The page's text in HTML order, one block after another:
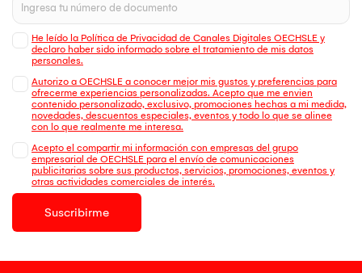
He leído la Política de Privacidad de Canales Digitales OECHSLE y
declaro haber sido informado sobre el tratamiento de mis datos
personales.
Autorizo a OECHSLE a conocer mejor mis gustos y preferencias para
ofrecerme experiencias personalizadas. Acepto que me envien
contenido personalizado, exclusivo, promociones hechas a mi medida,
novedades, descuentos especiales, eventos y todo lo que se alinee
con lo que realmente me interesa.
Acepto el compartir mi información con empresas del grupo
empresarial de OECHSLE para el envío de comunicaciones
publicitarias sobre sus productos, servicios, promociones, eventos y
otras actividades comerciales de interés.
Suscribirme